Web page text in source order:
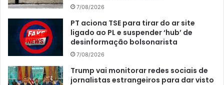
7/08/2026
PT aciona TSE para tirar do ar site
ligado ao PL e suspender ‘hub’ de
desinformação bolsonarista
7/08/2026
Trump vai monitorar redes sociais de
jornalistas estrangeiros para dar visto